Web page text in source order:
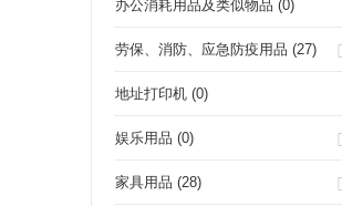
办公消耗用品及类似物品 (0)
劳保、消防、应急防疫用品 (27)
地址打印机 (0)
娱乐用品 (0)
家具用品 (28)